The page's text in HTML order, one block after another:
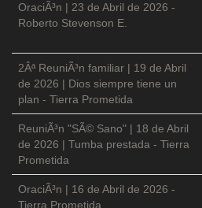
OraciÃ³n | 23 de Abril de 2026 -
Roberto Stevenson E.
2Âª ReuniÃ³n familiar | 19 de Abril
de 2026 | Dios siempre tiene un
plan - Tierra Prometida
ReuniÃ³n "SÃ© Sano" | 18 de Abril
de 2026 | Tumba prestada - Tierra
Prometida
OraciÃ³n | 16 de Abril de 2026 -
Tierra Prometida